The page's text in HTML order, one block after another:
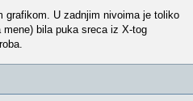
grafikom. U zadnjim nivoima je toliko
mene) bila puka sreca iz X-tog